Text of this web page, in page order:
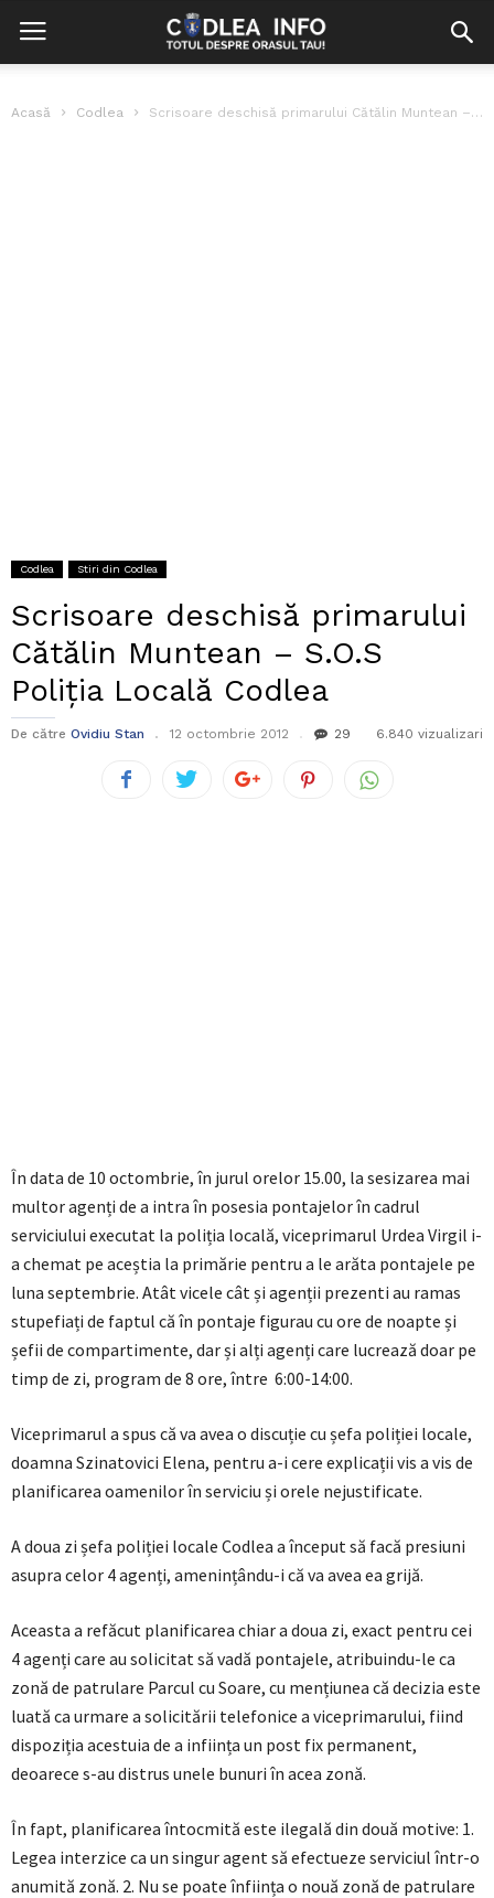
Acasă Codlea Scrisoare deschisă primarului Cătălin Muntean – S.O.S Poliția Locală Codlea
Codlea Stiri din Codlea
Scrisoare deschisă primarului
Cătălin Muntean – S.O.S
Poliția Locală Codlea
De către Ovidiu Stan 12 octombrie 2012 29 6.840 vizualizari
În data de 10 octombrie, în jurul orelor 15.00, la sesizarea mai
multor agenți de a intra în posesia pontajelor în cadrul
serviciului executat la poliția locală, viceprimarul Urdea Virgil i-
a chemat pe aceștia la primărie pentru a le arăta pontajele pe
luna septembrie. Atât vicele cât și agenții prezenti au ramas
stupefiați de faptul că în pontaje figurau cu ore de noapte și
șefii de compartimente, dar și alți agenți care lucrează doar pe
timp de zi, program de 8 ore, între 6:00-14:00.
Viceprimarul a spus că va avea o discuție cu șefa poliției locale,
doamna Szinatovici Elena, pentru a-i cere explicații vis a vis de
planificarea oamenilor în serviciu și orele nejustificate.
A doua zi șefa poliției locale Codlea a început să facă presiuni
asupra celor 4 agenți, amenințându-i că va avea ea grijă.
Aceasta a refăcut planificarea chiar a doua zi, exact pentru cei
4 agenți care au solicitat să vadă pontajele, atribuindu-le ca
zonă de patrulare Parcul cu Soare, cu mențiunea că decizia este
luată ca urmare a solicitării telefonice a viceprimarului, fiind
dispoziția acestuia de a inființa un post fix permanent,
deoarece s-au distrus unele bunuri în acea zonă.
În fapt, planificarea întocmită este ilegală din două motive: 1.
Legea interzice ca un singur agent să efectueze serviciul într-o
anumită zonă. 2. Nu se poate înființa o nouă zonă de patrulare